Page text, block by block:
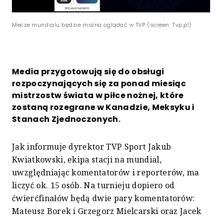
Mecze mundialu będzie można oglądać w TVP (screen: Tvp.pl)
Media przygotowują się do obsługi
rozpoczynających się za ponad miesiąc
mistrzostw świata w piłce nożnej, które
zostaną rozegrane w Kanadzie, Meksyku i
Stanach Zjednoczonych.
Jak informuje dyrektor TVP Sport Jakub
Kwiatkowski, ekipa stacji na mundial,
uwzględniając komentatorów i reporterów, ma
liczyć ok. 15 osób. Na turnieju dopiero od
ćwierćfinałów będą dwie pary komentatorów:
Mateusz Borek i Grzegorz Mielcarski oraz Jacek